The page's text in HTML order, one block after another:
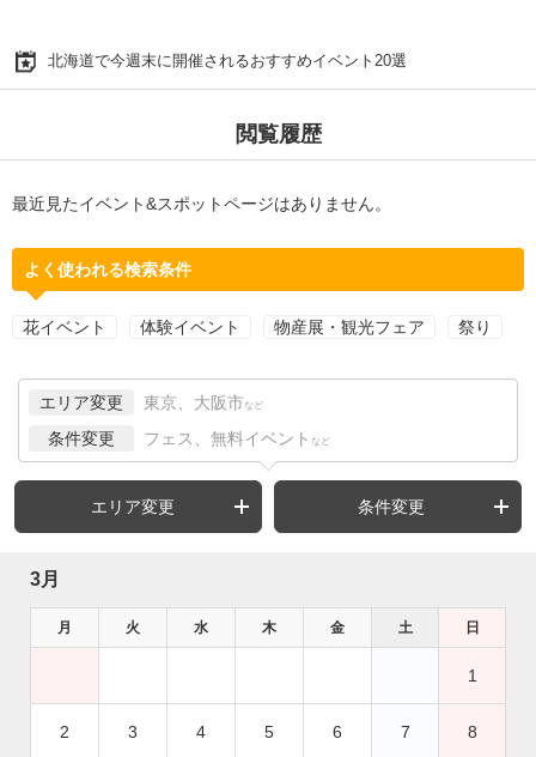
北海道で今週末に開催されるおすすめイベント20選
閲覧履歴
最近見たイベント&スポットページはありません。
よく使われる検索条件
花イベント 体験イベント 物産展・観光フェア 祭り
エリア変更 東京、大阪市 など
条件変更 フェス、無料イベント など
エリア変更 条件変更
3月
月 火 水 木 金 土 日
1
2 3 4 5 6 7 8